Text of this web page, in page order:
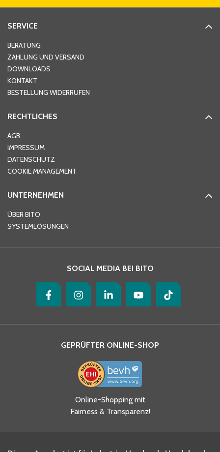
Hausnummer
Ort*
Telefon
Ja, ich habe die
Datenschutzhinweise gelesen
und akzeptiere diese.
SERVICE
BERATUNG
ZAHLUNG UND VERSAND
DOWNLOADS
KONTAKT
BESTELLUNG WIDERRUFEN
RECHTLICHES
AGB
IMPRESSUM
DATENSCHUTZ
COOKIE MANAGEMENT
UNTERNEHMEN
ÜBER BITO
SYSTEMLÖSUNGEN
SOCIAL MEDIA BEI BITO
GEPRÜFTER ONLINE-SHOP
Online-Shopping mit
Fairness & Transparenz!